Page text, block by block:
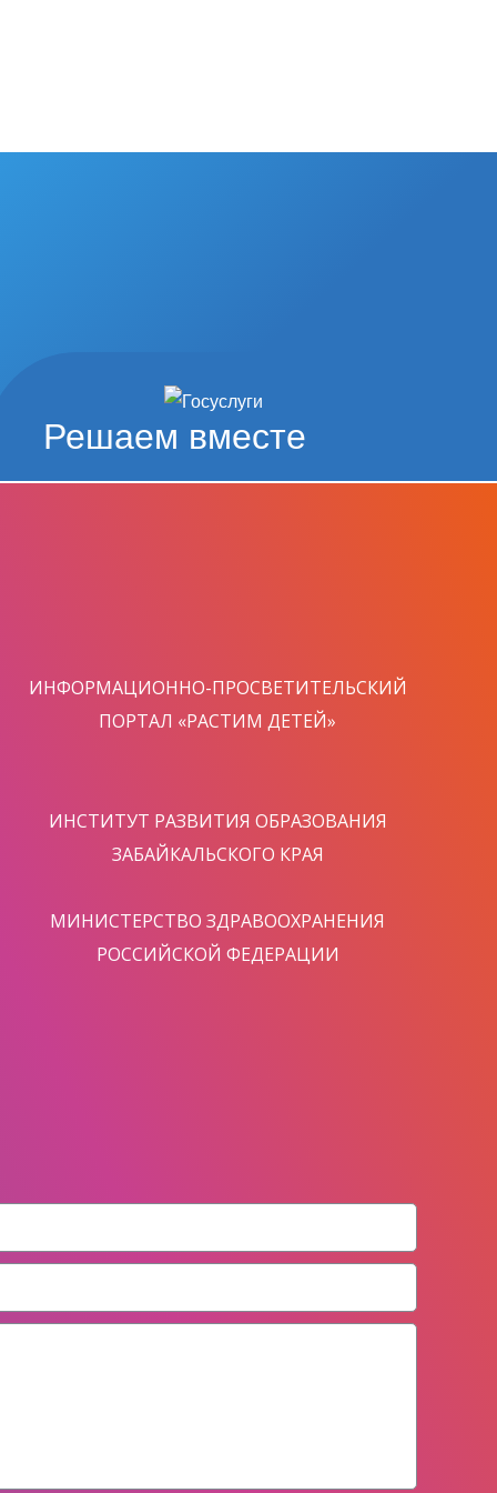
Решаем вместе
ИНФОРМАЦИОННО-ПРОСВЕТИТЕЛЬСКИЙ
ПОРТАЛ «РАСТИМ ДЕТЕЙ»
ИНСТИТУТ РАЗВИТИЯ ОБРАЗОВАНИЯ
ЗАБАЙКАЛЬСКОГО КРАЯ
МИНИСТЕРСТВО ЗДРАВООХРАНЕНИЯ
РОССИЙСКОЙ ФЕДЕРАЦИИ